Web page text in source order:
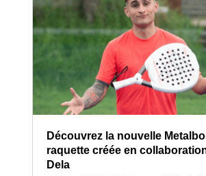
Découvrez la nouvelle
raquette créée en
Dela